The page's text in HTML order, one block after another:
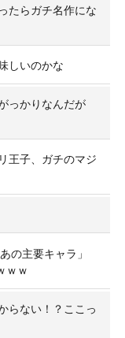
たらガチ名作にな
しいのかな
っかりなんだが
王子、ガチのマジ
の主要キャラ」
ｗｗ
らない！？ここっ